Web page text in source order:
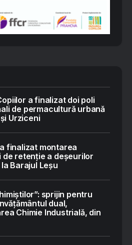
a finalizat doi poli
de permacultură urbană
Urziceni
a finalizat montarea
de retenție a deșeurilor
Barajul Leșu
sprijin pentru
dual,
Chimie Industrială, din